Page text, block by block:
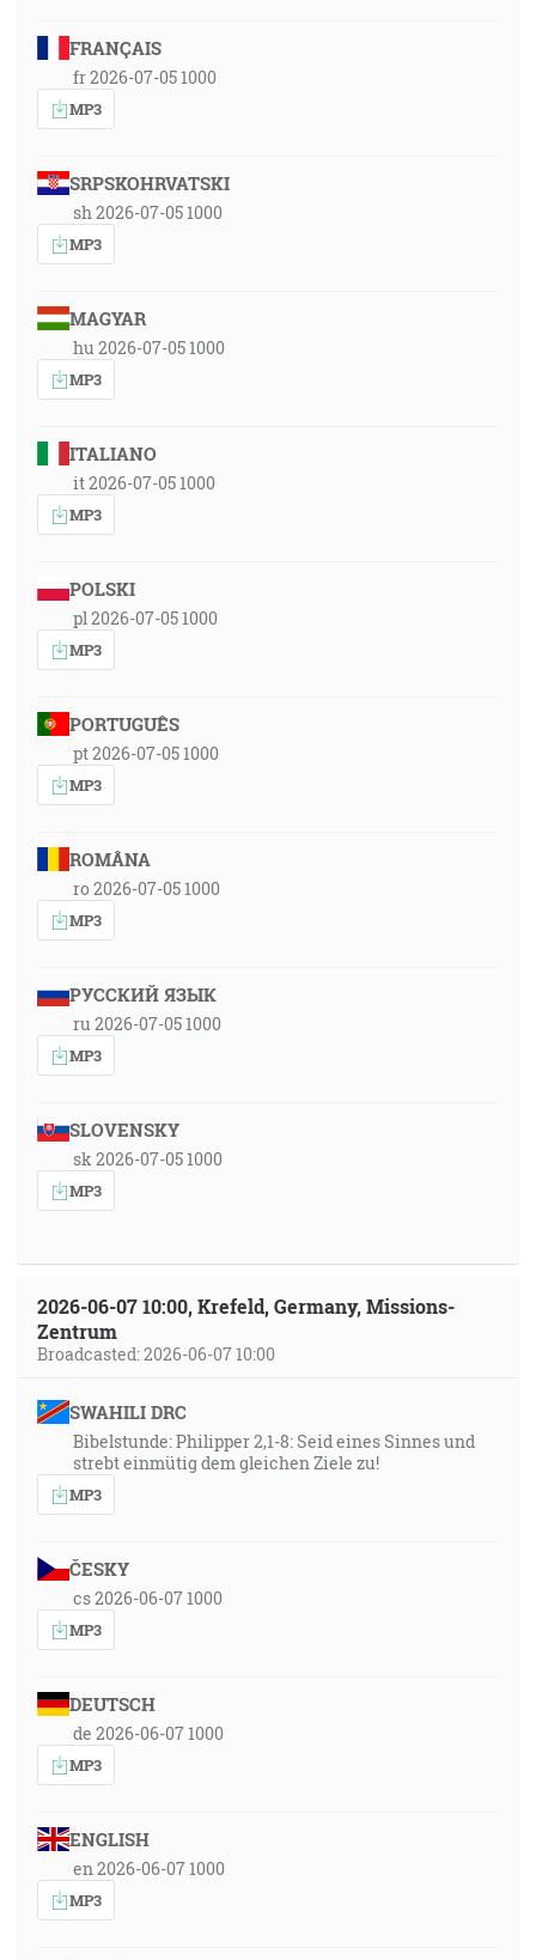
FRANÇAIS
fr 2026-07-05 1000
MP3
SRPSKOHRVATSKI
sh 2026-07-05 1000
MP3
MAGYAR
hu 2026-07-05 1000
MP3
ITALIANO
it 2026-07-05 1000
MP3
POLSKI
pl 2026-07-05 1000
MP3
PORTUGUÊS
pt 2026-07-05 1000
MP3
ROMÂNA
ro 2026-07-05 1000
MP3
РУССКИЙ ЯЗЫК
ru 2026-07-05 1000
MP3
SLOVENSKY
sk 2026-07-05 1000
MP3
2026-06-07 10:00, Krefeld, Germany, Missions-
Zentrum
Broadcasted: 2026-06-07 10:00
SWAHILI DRC
Bibelstunde: Philipper 2,1-8: Seid eines Sinnes und
strebt einmütig dem gleichen Ziele zu!
MP3
ČESKY
cs 2026-06-07 1000
MP3
DEUTSCH
de 2026-06-07 1000
MP3
ENGLISH
en 2026-06-07 1000
MP3